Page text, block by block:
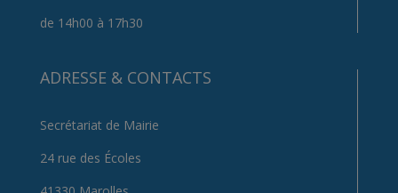
de 14h00 à 17h30
ADRESSE & CONTACTS
Secrétariat de Mairie
24 rue des Écoles